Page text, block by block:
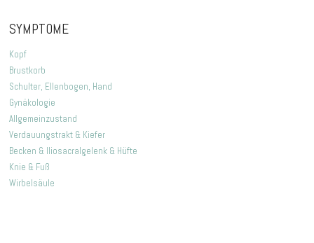
SYMPTOME
Kopf
Brustkorb
Schulter, Ellenbogen, Hand
Gynäkologie
Allgemeinzustand
Verdauungstrakt & Kiefer
Becken & Iliosacralgelenk & Hüfte
Knie & Fuß
Wirbelsäule